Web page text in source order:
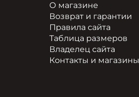
О магазине
Возврат и гарантии
Правила сайта
Таблица размеров
Владелец сайта
Контакты и магазины